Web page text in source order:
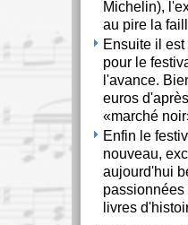
Michelin),
au pire la
Ensuite il
pour le
l'avance.
euros
marché noir
Enfin le
nouveau,
aujourd'hui
passionnées
livres